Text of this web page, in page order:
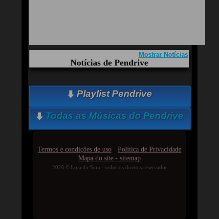
Notícias de Pendrive
Mostrar Notícias
Aqui você curte Pendrive e seus Sucessos,
Antigas, Novas e os Lançamentos.
Essa semana a música mais ouvida é pra você -
Pendrive
Playlist Pendrive
Todas as Músicas do Pendrive
Termos e condições de uso
Política de Privacidade
Mapa do site - sitemap
2026 © Loja do Som - todos os direitos reservados